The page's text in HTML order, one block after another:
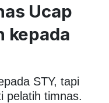
Ucap
kepada
STY, tapi
pelatih timnas.